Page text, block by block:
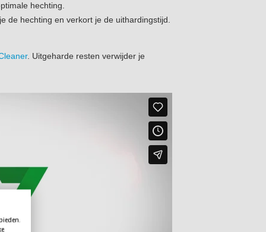
hechting.
de hechting en verkort je de uithardingstijd.
. Uitgeharde resten verwijder je